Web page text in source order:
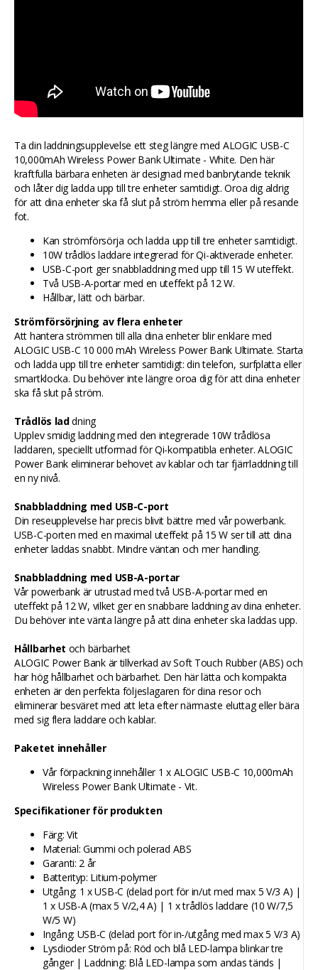
Ta din laddningsupplevelse ett steg längre med ALOGIC USB-C
10,000mAh Wireless Power Bank Ultimate - White. Den här
kraftfulla bärbara enheten är designad med banbrytande teknik
och låter dig ladda upp till tre enheter samtidigt. Oroa dig aldrig
för att dina enheter ska få slut på ström hemma eller på resande
fot.
Kan strömförsörja och ladda upp till tre enheter samtidigt.
10W trådlös laddare integrerad för Qi-aktiverade enheter.
USB-C-port ger snabbladdning med upp till 15 W uteffekt.
Två USB-A-portar med en uteffekt på 12 W.
Hållbar, lätt och bärbar.
Strömförsörjning av flera enheter
Att hantera strömmen till alla dina enheter blir enklare med
ALOGIC USB-C 10 000 mAh Wireless Power Bank Ultimate. Starta
och ladda upp till tre enheter samtidigt: din telefon, surfplatta eller
smartklocka. Du behöver inte längre oroa dig för att dina enheter
ska få slut på ström.
Trådlös laddning
Upplev smidig laddning med den integrerade 10W trådlösa
laddaren, speciellt utformad för Qi-kompatibla enheter. ALOGIC
Power Bank eliminerar behovet av kablar och tar fjärrladdning till
en ny nivå.
Snabbladdning med USB-C-port
Din reseupplevelse har precis blivit bättre med vår powerbank.
USB-C-porten med en maximal uteffekt på 15 W ser till att dina
enheter laddas snabbt. Mindre väntan och mer handling.
Snabbladdning med USB-A-portar
Vår powerbank är utrustad med två USB-A-portar med en
uteffekt på 12 W, vilket ger en snabbare laddning av dina enheter.
Du behöver inte vänta längre på att dina enheter ska laddas upp.
Hållbarhet och bärbarhet
ALOGIC Power Bank är tillverkad av Soft Touch Rubber (ABS) och
har hög hållbarhet och bärbarhet. Den här lätta och kompakta
enheten är den perfekta följeslagaren för dina resor och
eliminerar besväret med att leta efter närmaste eluttag eller bära
med sig flera laddare och kablar.
Paketet innehåller
Vår förpackning innehåller 1 x ALOGIC USB-C 10,000mAh
Wireless Power Bank Ultimate - Vit.
Specifikationer för produkten
Färg: Vit
Material: Gummi och polerad ABS
Garanti: 2 år
Batterityp: Litium-polymer
Utgång: 1 x USB-C (delad port för in/ut med max 5 V/3 A) |
1 x USB-A (max 5 V/2,4 A) | 1 x trådlös laddare (10 W/7,5
W/5 W)
Ingång: USB-C (delad port för in-/utgång med max 5 V/3 A)
Lysdioder Ström på: Röd och blå LED-lampa blinkar tre
gånger | Laddning: Blå LED-lampa som andas tänds |